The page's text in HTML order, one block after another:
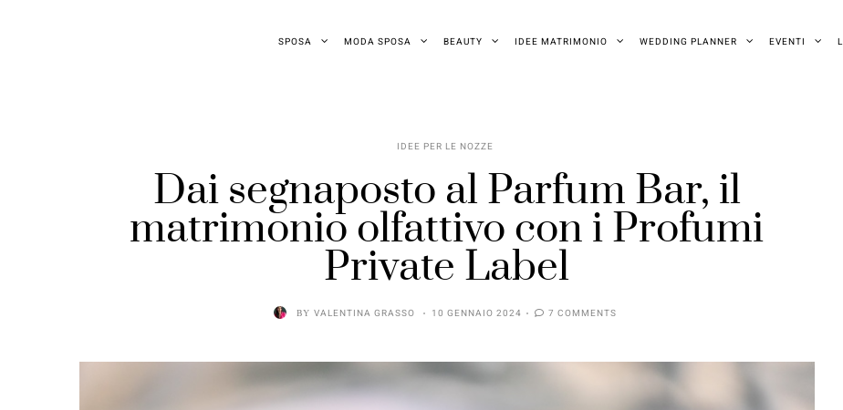
SPOSA MODA SPOSA BEAUTY IDEE MATRIMONIO WEDDING PLANNER EVENTI
IDEE PER LE NOZZE
Dai segnaposto al Parfum Bar, il
matrimonio olfattivo con i Profumi
Private Label
BY VALENTINA GRASSO 10 GENNAIO 2024 7 COMMENTS